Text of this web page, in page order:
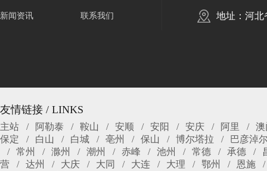
新闻资讯 联系我们 地址：河北
友情链接 / LINKS
主站 阿勒泰 鞍山 安顺 安阳 安庆 阿里
澳
保定
白山 白城 亳州 保山 博尔塔拉
巴彦淖
常州
滁州 潮州 赤峰 池州 常德 承德
营
达州 大庆 大同 大连 大理 鄂州
恩施